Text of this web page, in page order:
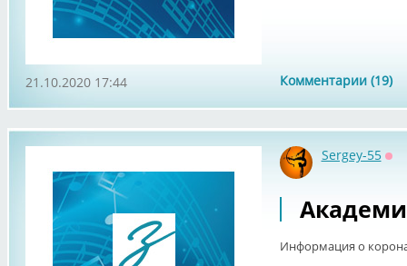
Комментарии (19)
21.10.2020 17:44
Sergey-55
Информация о